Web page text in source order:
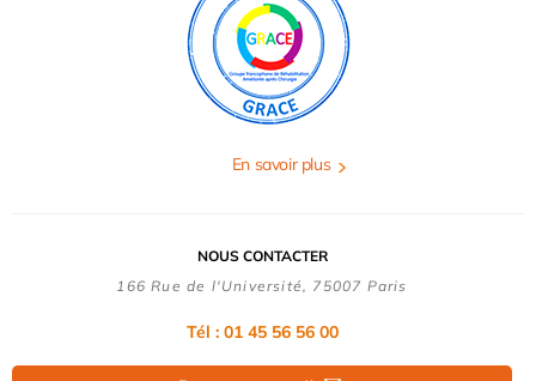
En savoir plus
NOUS CONTACTER
166 Rue de l'Université, 75007 Paris
Tél : 01 45 56 56 00